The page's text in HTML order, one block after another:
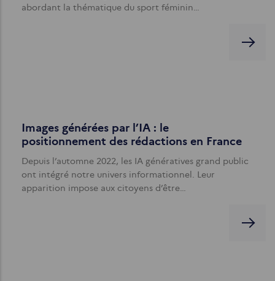
abordant la thématique du sport féminin…
Images générées par l’IA : le
positionnement des rédactions en France
Depuis l’automne 2022, les IA génératives grand public
ont intégré notre univers informationnel. Leur
apparition impose aux citoyens d’être…